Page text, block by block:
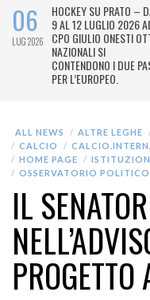
06
LUG 2026
HOCKEY SU PRATO –
9 AL 12 LUGLIO 2026 AL
CPO GIULIO ONESTI
NAZIONALI SI
CONTENDONO I DUE
PER L’EUROPEO.
ALL NEWS ALTRE LEGHE
CALCIO
HOME PAGE
OSSERVATORIO POLITICO
IL
PROGETTO